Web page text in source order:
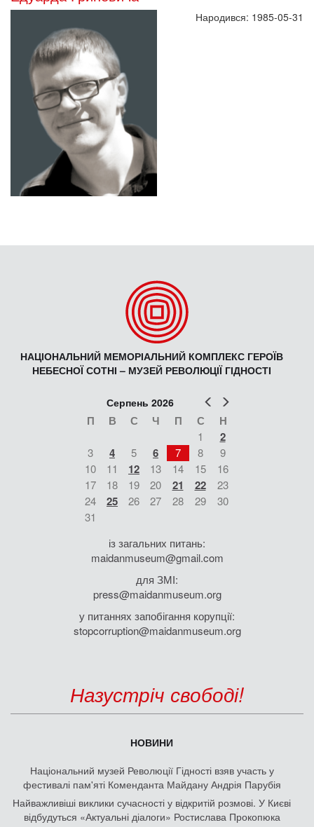
Народився: 1985-05-31
НАЦІОНАЛЬНИЙ МЕМОРІАЛЬНИЙ КОМПЛЕКС ГЕРОЇВ
НЕБЕСНОЇ СОТНІ – МУЗЕЙ РЕВОЛЮЦІЇ ГІДНОСТІ
Попер
Серпень 2026
П В С Ч П С Н
1 2
3 4 5 6 7 8
9
10
11 12 13 14 15
16
17
18 19 20 21 22
23
24
25 26 27 28 29
30
31
із загальних питань:
maidanmuseum@gmail.com
для ЗМІ:
press@maidanmuseum.org
у питаннях запобігання корупції:
stopcorruption@maidanmuseum.org
Назустріч свободі!
НОВИНИ
Національний музей Революції Гідності взяв участь у
фестивалі пам'яті Коменданта Майдану Андрія Парубія
Найважливіші виклики сучасності у відкритій розмові. У Києві
відбудуться «Актуальні діалоги» Ростислава Прокопюка